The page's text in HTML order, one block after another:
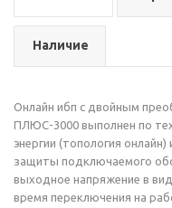
Наличие
Онлайн ибп с двойным
ПЛЮС-3000 выполнен по
энергии (топология
защиты подключаемого
выходное напряжение в
время переключения на